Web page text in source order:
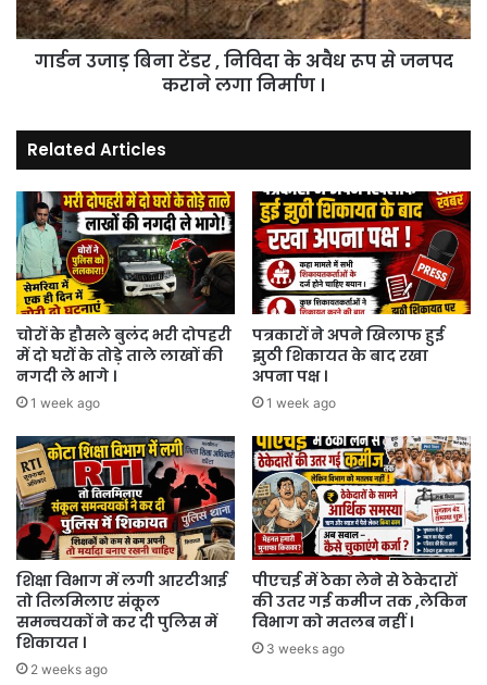
अवैध
रूप
लगा
निर्माण
।
गार्डन उजाड़ बिना टेंडर , निविदा के अवैध रूप से जनपद
कराने लगा निर्माण ।
Related Articles
चोरों के हौसले बुलंद भरी दोपहरी
में दो घरों के तोड़े ताले लाखों की
नगदी ले भागे ।
1 week ago
पत्रकारों ने अपने खिलाफ हुई
झुठी शिकायत के बाद रखा
अपना पक्ष ।
1 week ago
शिक्षा विभाग में लगी आरटीआई
तो तिलमिलाए संकूल
समन्वयकों ने कर दी पुलिस में
शिकायत ।
2 weeks ago
पीएचई में ठेका लेने से ठेकेदारों
की उतर गई कमीज तक ,लेकिन
विभाग को मतलब नहीं ।
3 weeks ago